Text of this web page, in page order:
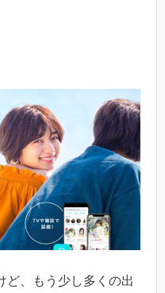
ど、もう少し多くの出